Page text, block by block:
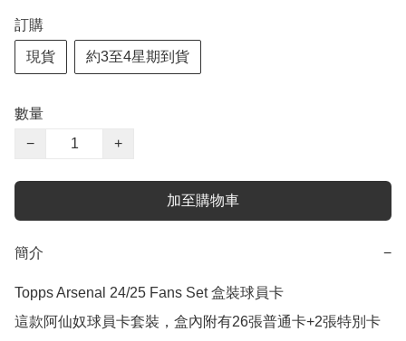
訂購
現貨 約3至4星期到貨
數量
−
+
加至購物車
簡介 −
Topps Arsenal 24/25 Fans Set 盒裝球員卡
這款阿仙奴球員卡套裝，盒內附有26張普通卡+2張特別卡